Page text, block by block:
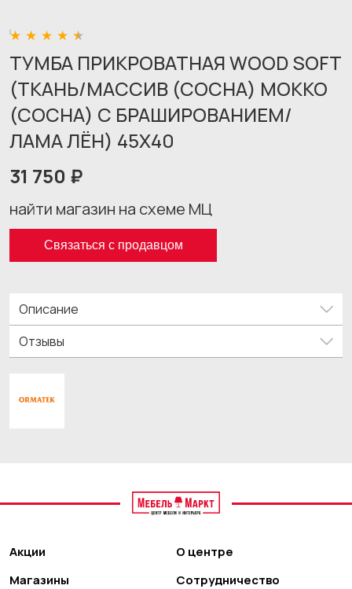
ТУМБА ПРИКРОВАТНАЯ WOOD SOFT
(ТКАНЬ/МАССИВ (СОСНА) МОККО
(СОСНА) С БРАШИРОВАНИЕМ/
ЛАМА ЛЁН) 45X40
31 750 ₽
найти магазин на схеме МЦ
Связаться с продавцом
Описание
Отзывы
Акции
Магазины
О центре
Сотрудничество